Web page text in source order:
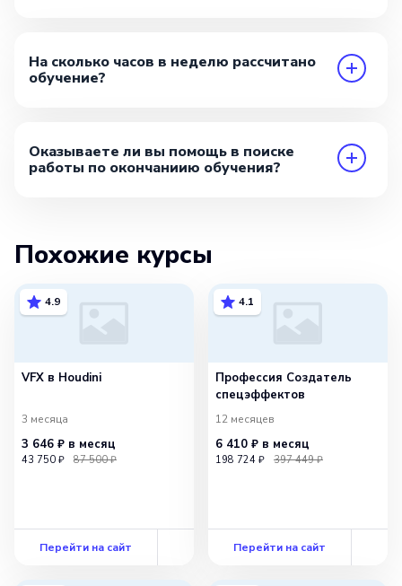
На сколько часов в неделю рассчитано
обучение?
Оказываете ли вы помощь в поиске
работы по окончаниию обучения?
Похожие курсы
4.9
VFX в Houdini
3 месяца
3 646 ₽ в месяц
43 750 ₽ 87 500 ₽
Перейти на сайт
4.1
Профессия Создатель
спецэффектов
12 месяцев
6 410 ₽ в месяц
198 724 ₽ 397 449 ₽
Перейти на сайт